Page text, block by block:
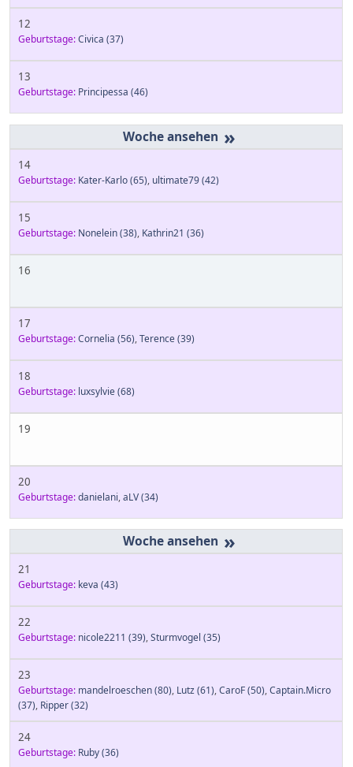
12
Geburtstage:Civica (37)
13
Geburtstage: Principessa (46)
»
14
Geburtstage: Kater-Karlo(65), ultimate79(42)
15
Geburtstage: Nonelein(38), Kathrin21 (36)
16
17
Geburtstage:Cornelia (56),Terence(39)
18
Geburtstage: luxsylvie(68)
19
20
Geburtstage:danielani,aLV(34)
»
21
Geburtstage: keva (43)
22
Geburtstage: nicole2211 (39),Sturmvogel (35)
23
Geburtstage: mandelroeschen(80), Lutz(61),CaroF(50),Captain.Micro
(37), Ripper(32)
24
Geburtstage: Ruby(36)